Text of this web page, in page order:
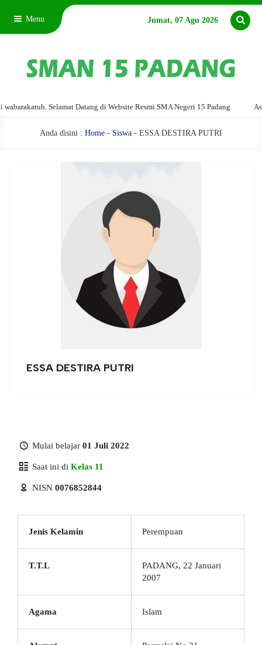
Menu Jumat, 07 Agu 2026
Selamat Datang di Website Resmi SMA Negeri 15 Padang
Anda disini : Home - Siswa - ESSA DESTIRA PUTRI
ESSA DESTIRA PUTRI
Mulai belajar 01 Juli 2022
Saat ini di Kelas 11
NISN 0076852844
Jenis Kelamin Perempuan
T.T.L
PADANG, 22 Januari
2007
Agama Islam